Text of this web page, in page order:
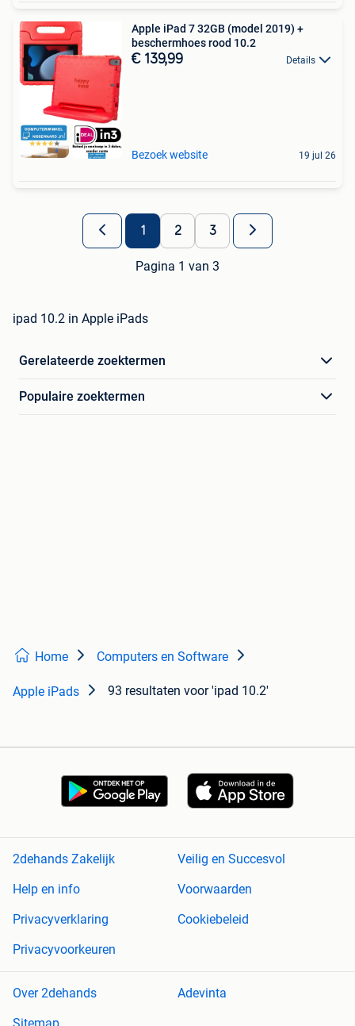
Apple iPad 7 32GB (model 2019) +
beschermhoes rood 10.2
€ 139,99 Details
Bezoek website 19 jul 26
1 2 3
Pagina 1 van 3
ipad 10.2 in Apple iPads
Gerelateerde zoektermen
Populaire zoektermen
Home Computers en Software
Apple iPads 93 resultaten voor 'ipad 10.2'
2dehands Zakelijk
Veilig en Succesvol
Help en info
Voorwaarden
Privacyverklaring
Cookiebeleid
Privacyvoorkeuren
Over 2dehands
Adevinta